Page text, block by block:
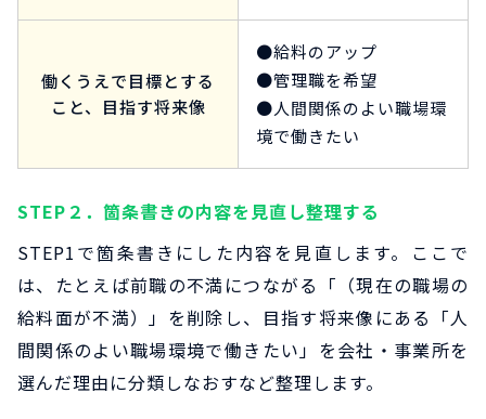
働くうえで目標とする
こと、目指す将来像
●給料のアップ
●管理職を希望
●人間関係のよい職場環
境で働きたい
STEP２．箇条書きの内容を見直し整理する
STEP1で箇条書きにした内容を見直します。ここで
は、たとえば前職の不満につながる「（現在の職場の
給料面が不満）」を削除し、目指す将来像にある「人
間関係のよい職場環境で働きたい」を会社・事業所を
選んだ理由に分類しなおすなど整理します。